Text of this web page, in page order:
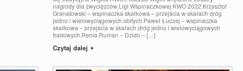
nagrody dla zwycięzców Ligi Wspinaczkowej KWO 2022:Krzysztof
Granatowski – wspinaczka skałkowa – przejścia w skałach dróg
jedno i wielowyciągowych obitych.Paweł Łuczaj – wspinaczka
skałkowa – przejścia w skałach dróg jedno i wielowyciągowych
tradowych.Renia Ruman – Dzido – […]
Czytaj dalej